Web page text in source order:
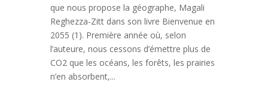
que nous propose la géographe, Magali
Reghezza-Zitt dans son livre Bienvenue en
2055 (1). Première année où, selon
l’auteure, nous cessons d’émettre plus de
CO2 que les océans, les forêts, les prairies
n’en absorbent,...